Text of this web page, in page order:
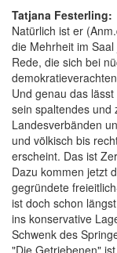
Tatjana Festerling:
Natürlich ist er
die Mehrheit im
Rede, die sich bei
Und genau das
sein spaltendes und
Landesverbänden
und völkisch bis
erscheint. Das ist
Dazu kommen jetzt
gegründete
ist doch schon
ins konservative
Schwenk des
"Die Getriebenen"